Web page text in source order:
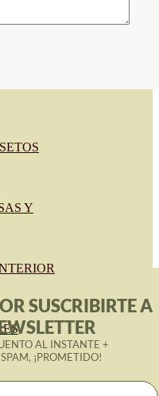
Y
SUSCRIBIRTE A
AL INSTANTE +
¡PROMETIDO!